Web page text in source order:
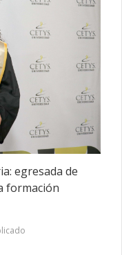
egresada de
formación